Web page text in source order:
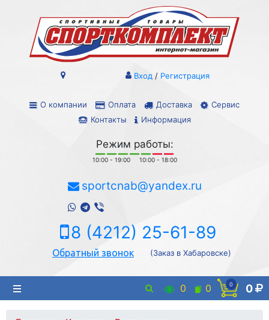
О компании Оплата Доставка
Сервис
Контакты
Информация
Вход / Регистрация
Режим работы:
10:00 - 19:00 10:00 - 18:00
sportcnab@yandex.ru
8 (4212) 25-61-89
Обратный звонок (Заказ в Хабаровске)
0 0 0 0